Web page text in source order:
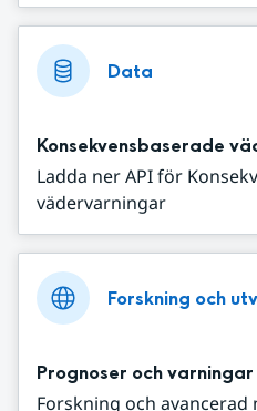
Data
Konsekvensbaserade
Ladda ner API för
vädervarningar
Forskning och
Prognoser och varningar
Forskning och